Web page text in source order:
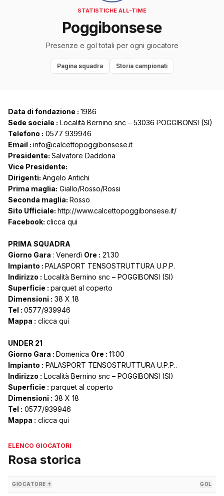
STATISTICHE ALL-TIME
Poggibonsese
Presenze e gol totali per ogni giocatore
Pagina squadra Storia campionati
Data di fondazione : 1986
Sede sociale : Località Bernino snc – 53036 POGGIBONSI (SI)
Telefono : 0577 939946
Email : info@calcettopoggibonsese.it
Presidente: Salvatore Daddona
Vice Presidente:
Dirigenti: Angelo Antichi
Prima maglia: Giallo/Rosso/Rossi
Seconda maglia: Rosso
Sito Ufficiale: http://www.calcettopoggibonsese.it/
Facebook: clicca qui
PRIMA SQUADRA
Giorno Gara : Venerdì Ore : 21.30
Impianto : PALASPORT TENSOSTRUTTURA U.P.P.
Indirizzo : Località Bernino snc – POGGIBONSI (SI)
Superficie : parquet al coperto
Dimensioni : 38 X 18
Tel : 0577/939946
Mappa : clicca qui
UNDER 21
Giorno Gara : Domenica Ore : 11:00
Impianto : PALASPORT TENSOSTRUTTURA U.P.P..
Indirizzo : Località Bernino snc – POGGIBONSI (SI)
Superficie : parquet al coperto
Dimensioni : 38 X 18
Tel : 0577/939946
Mappa : clicca qui
ELENCO GIOCATORI
Rosa storica
GIOCATORE ↑ GOL